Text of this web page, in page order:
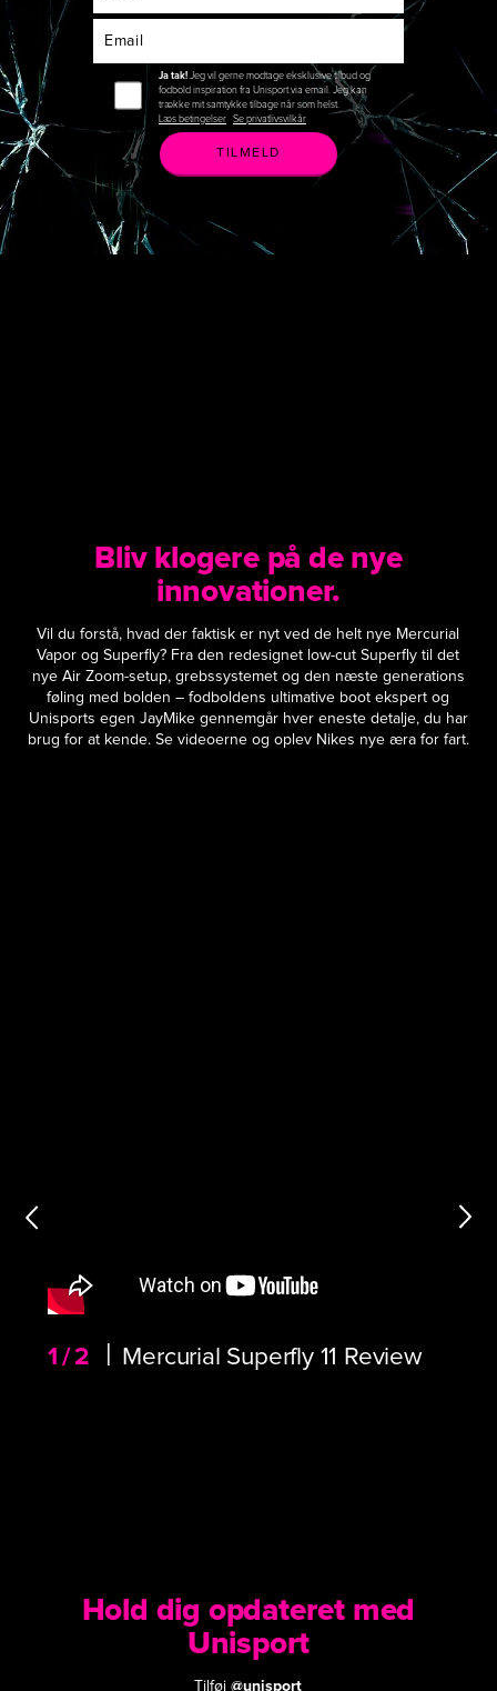
Email
Ja tak! Jeg vil gerne modtage eksklusive tilbud og
fodbold inspiration fra Unisport via email. Jeg kan
trække mit samtykke tilbage når som helst.
Læs betingelser
Se privatlivsvilkår
TILMELD
Bliv klogere på de nye
innovationer.
Vil du forstå, hvad der faktisk er nyt ved de helt nye Mercurial
Vapor og Superfly? Fra den redesignet low-cut Superfly til det
nye Air Zoom-setup, grebssystemet og den næste generations
føling med bolden – fodboldens ultimative boot ekspert og
Unisports egen JayMike gennemgår hver eneste detalje, du har
brug for at kende. Se videoerne og oplev Nikes nye æra for fart.
1/2 Mercurial Superfly 11 Review
Hold dig opdateret med
Unisport
Tilføj@unisport